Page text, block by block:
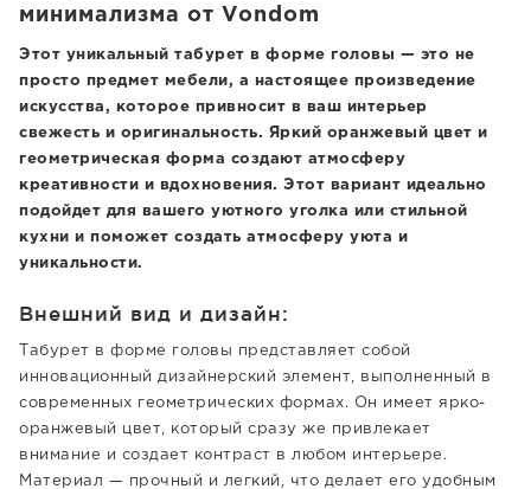
минимализма от Vondom
Этот уникальный табурет в форме головы — это не
просто предмет мебели, а настоящее произведение
искусства, которое привносит в ваш интерьер
свежесть и оригинальность. Яркий оранжевый цвет и
геометрическая форма создают атмосферу
креативности и вдохновения. Этот вариант идеально
подойдет для вашего уютного уголка или стильной
кухни и поможет создать атмосферу уюта и
уникальности.
Внешний вид и дизайн:
Табурет в форме головы представляет собой
инновационный дизайнерский элемент, выполненный в
современных геометрических формах. Он имеет ярко-
оранжевый цвет, который сразу же привлекает
внимание и создает контраст в любом интерьере.
Материал — прочный и легкий, что делает его удобным